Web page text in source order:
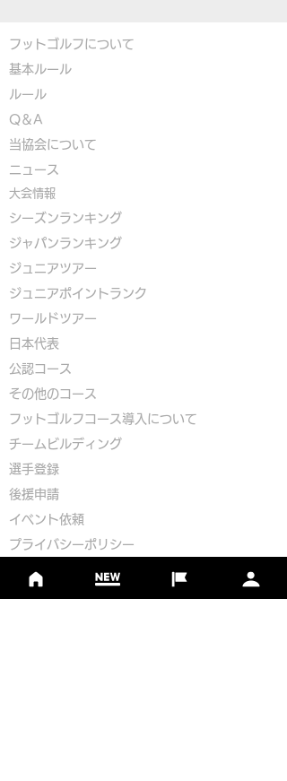
フットゴルフについて
基本ルール
ルール
Q＆A
​当協会について
​ニュース
大会情報
シーズンランキング
ジャパンランキング
ジュニアツアー
ジュニアポイントランク
​ワールドツアー
​​日本代表
公認コース
​その他のコース
​ フットゴルフコース導入について
​チームビルディング
選手登録​
​後援申請
​イベント依頼
プライバシーポリシー